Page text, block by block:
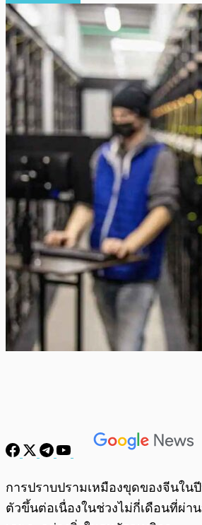
พร้อมเล่น
การปราบปรามเหมืองขุดของจีนใ
ตัวขึ้นต่อเนื่องในช่วงไม่กี่เดือนที่ผ่า